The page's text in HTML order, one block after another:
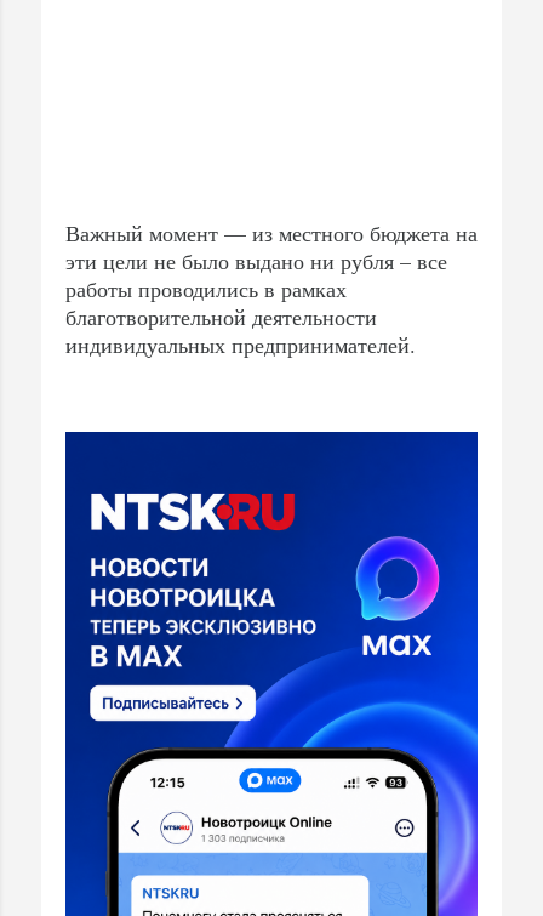
Важный момент — из местного бюджета на
эти цели не было выдано ни рубля – все
работы проводились в рамках
благотворительной деятельности
индивидуальных предпринимателей.